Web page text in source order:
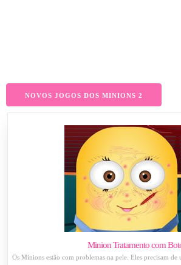
NOVOS JOGOS DOS MINIONS 2
Minion Tratamento com
Os Minions estão com problemas na pele. Eles precisam de